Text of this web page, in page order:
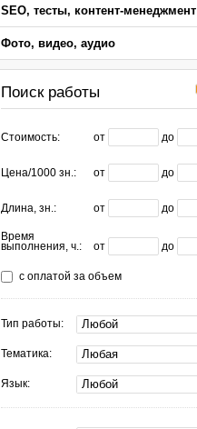
SEO, тесты, контент-менеджмент
Фото, видео, аудио
Поиск работы
Стоимость: от до
Цена/1000 зн.: от до
Длина, зн.: от до
Время
выполнения, ч.: от до
с оплатой за объем
Тип работы: Любой
Тематика: Любая
Язык: Любой